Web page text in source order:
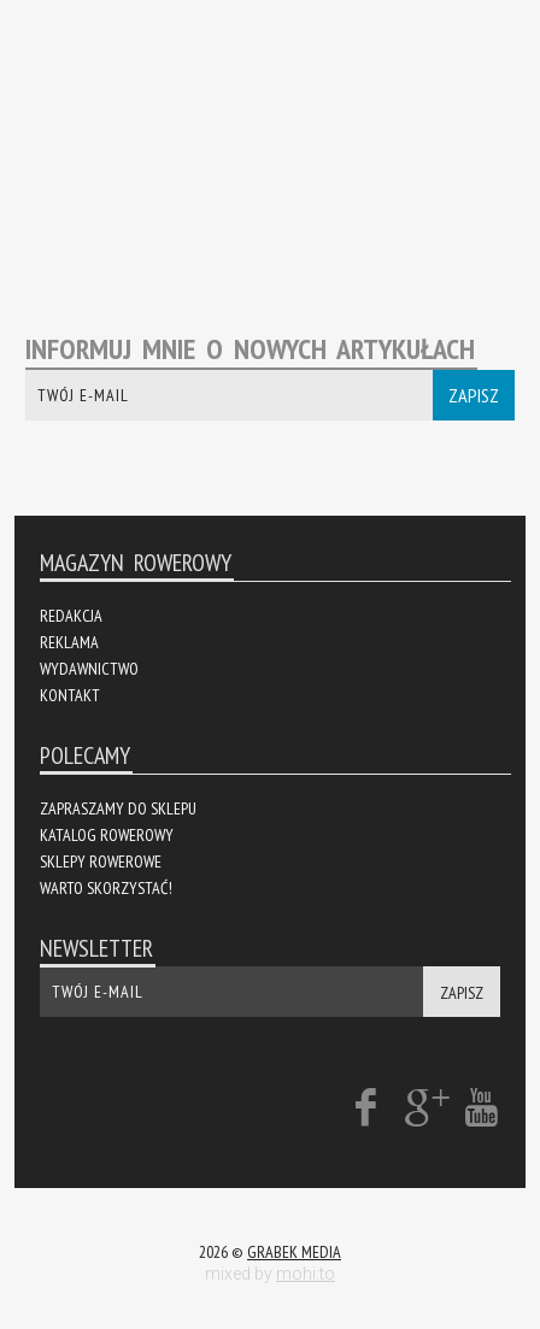
INFORMUJ MNIE O NOWYCH ARTYKUŁACH
ZAPISZ
MAGAZYN ROWEROWY
REDAKCJA
REKLAMA
WYDAWNICTWO
KONTAKT
POLECAMY
ZAPRASZAMY DO SKLEPU
KATALOG ROWEROWY
SKLEPY ROWEROWE
WARTO SKORZYSTAĆ!
NEWSLETTER
ZAPISZ
2026 © GRABEK MEDIA
mixed by mohi.to